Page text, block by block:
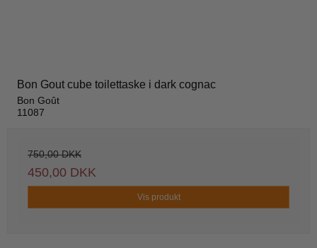
Bon Gout cube toilettaske i dark cognac
Bon Goût
11087
750,00 DKK
450,00 DKK
Vis produkt